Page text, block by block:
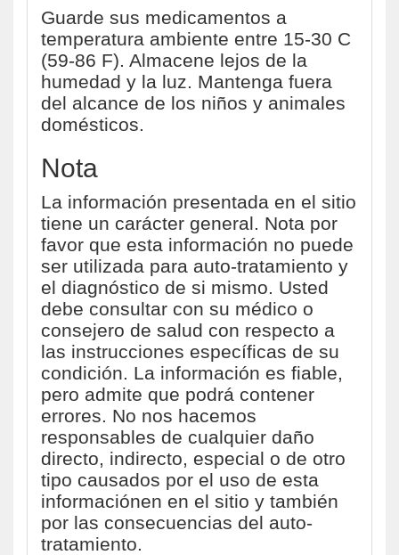
Guarde sus medicamentos a
temperatura ambiente entre 15-30 C
(59-86 F). Almacene lejos de la
humedad y la luz. Mantenga fuera
del alcance de los niños y animales
domésticos.
Nota
La información presentada en el sitio
tiene un carácter general. Nota por
favor que esta información no puede
ser utilizada para auto-tratamiento y
el diagnóstico de si mismo. Usted
debe consultar con su médico o
consejero de salud con respecto a
las instrucciones específicas de su
condición. La información es fiable,
pero admite que podrá contener
errores. No nos hacemos
responsables de cualquier daño
directo, indirecto, especial o de otro
tipo causados por el uso de esta
informaciónen en el sitio y también
por las consecuencias del auto-
tratamiento.